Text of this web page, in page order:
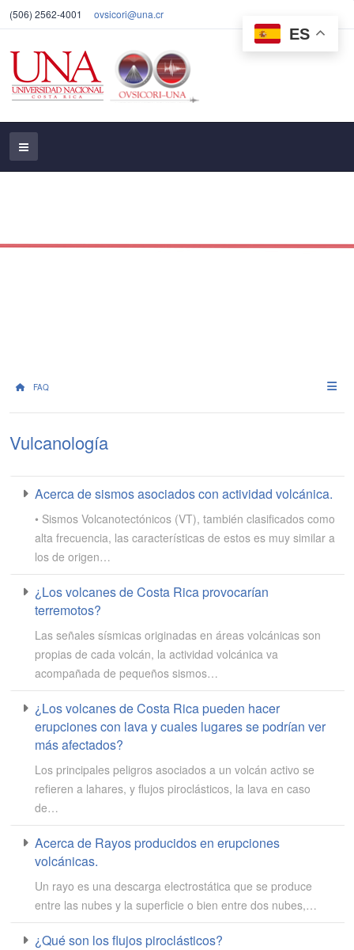
(506) 2562-4001 ovsicori@una.cr
ES
FAQ
Vulcanología
Acerca de sismos asociados con actividad volcánica.
• Sismos Volcanotectónicos (VT), también clasificados como
alta frecuencia, las características de estos es muy similar a
los de origen…
¿Los volcanes de Costa Rica provocarían
terremotos?
Las señales sísmicas originadas en áreas volcánicas son
propias de cada volcán, la actividad volcánica va
acompañada de pequeños sismos…
¿Los volcanes de Costa Rica pueden hacer
erupciones con lava y cuales lugares se podrían ver
más afectados?
Los principales peligros asociados a un volcán activo se
refieren a lahares, y flujos piroclásticos, la lava en caso
de…
Acerca de Rayos producidos en erupciones
volcánicas.
Un rayo es una descarga electrostática que se produce
entre las nubes y la superficie o bien entre dos nubes,…
¿Qué son los flujos piroclásticos?